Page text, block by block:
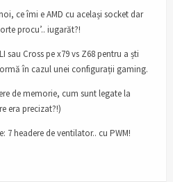
ce îmi e AMD cu același socket dar
procu’.. iugarăt?!
sau Cross pe x79 vs Z68 pentru a ști
în cazul unei configurații gaming.
de memorie, cum sunt legate la
era precizat?!)
7 headere de ventilator.. cu PWM!